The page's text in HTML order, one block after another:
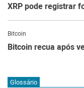
XRP pode registrar
Bitcoin
Bitcoin recua após
Glossário